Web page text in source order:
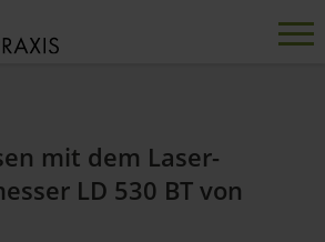
mit dem Laser-
LD 530 BT von